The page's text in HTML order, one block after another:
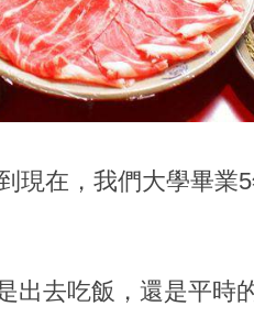
現在，我們大學畢業
去吃飯，還是平時